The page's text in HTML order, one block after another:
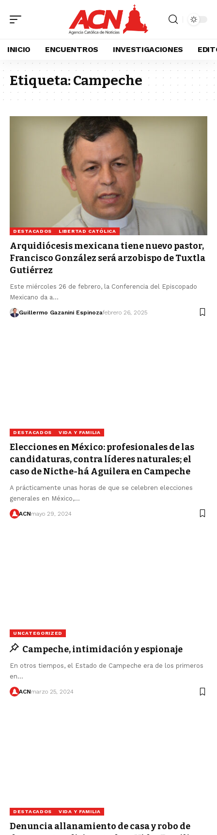
INICIO ENCUENTROS INVESTIGACIONES
Etiqueta: Campeche
DESTACADOS LIBERTAD CATÓLICA
Arquidiócesis mexicana tiene nuevo pastor,
Francisco González será arzobispo de Tuxtla
Gutiérrez
Este miércoles 26 de febrero, la Conferencia del Episcopado
Mexicano da a…
Guillermo Gazanini Espinozafebrero 26, 2025
DESTACADOS VIDA Y FAMILIA
Elecciones en México: profesionales de las
candidaturas, contra líderes naturales; el
caso de Nicthe-há Aguilera en Campeche
A prácticamente unas horas de que se celebren elecciones
generales en México,…
ACNmayo 29, 2024
UNCATEGORIZED
Campeche, intimidación y espionaje
En otros tiempos, el Estado de Campeche era de los primeros
en…
ACNmarzo 25, 2024
DESTACADOS VIDA Y FAMILIA
Denuncia allanamiento de casa y robo de